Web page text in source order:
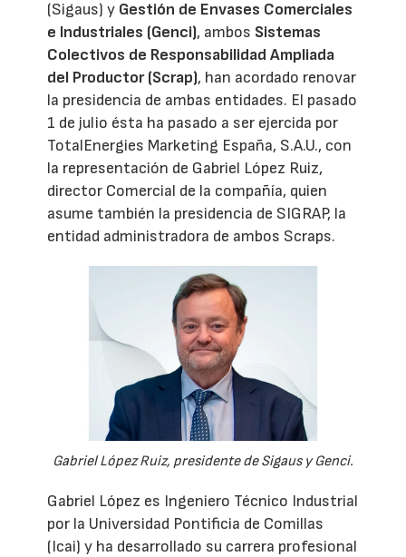
(Sigaus) y Gestión de Envases Comerciales
e Industriales (Genci), ambos Sistemas
Colectivos de Responsabilidad Ampliada
del Productor (Scrap), han acordado renovar
la presidencia de ambas entidades. El pasado
1 de julio ésta ha pasado a ser ejercida por
TotalEnergies Marketing España, S.A.U., con
la representación de Gabriel López Ruiz,
director Comercial de la compañía, quien
asume también la presidencia de SIGRAP, la
entidad administradora de ambos Scraps.
Gabriel López Ruiz, presidente de Sigaus y Genci.
Gabriel López es Ingeniero Técnico Industrial
por la Universidad Pontificia de Comillas
(Icai) y ha desarrollado su carrera profesional